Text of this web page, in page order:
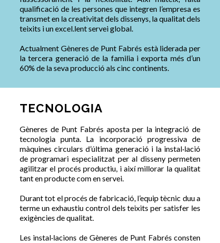
qualificació de les persones que integren l’empresa es
transmet en la creativitat dels dissenys, la qualitat dels
teixits i un excel.lent servei global.
Actualment Gèneres de Punt Fabrés està liderada per
la tercera generació de la familia i exporta més d’un
60% de la seva producció als cinc continents.
TECNOLOGIA
Gèneres de Punt Fabrés aposta per la integració de
tecnologia punta. La incorporació progressiva de
màquines circulars d’última generació i la instal·lació
de programari especialitzat per al disseny permeten
agilitzar el procés productiu, i així millorar la qualitat
tant en producte com en servei.
Durant tot el procés de fabricació, l’equip tècnic duu a
terme un exhaustiu control dels teixits per satisfer les
exigències de qualitat.
Les instal·lacions de Gèneres de Punt Fabrés consten